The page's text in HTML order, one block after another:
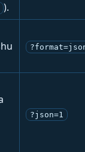
).
?json=1